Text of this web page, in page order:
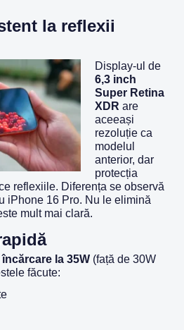
la reflexii
Display-ul de
6,3 inch
Super Retina
XDR are
aceeași
rezoluție ca
modelul
anterior, dar
protecția
reflexiile. Diferența se observă
iPhone 16 Pro. Nu le elimină
mult mai clară.
încărcare la 35W (față de 30W
făcute: